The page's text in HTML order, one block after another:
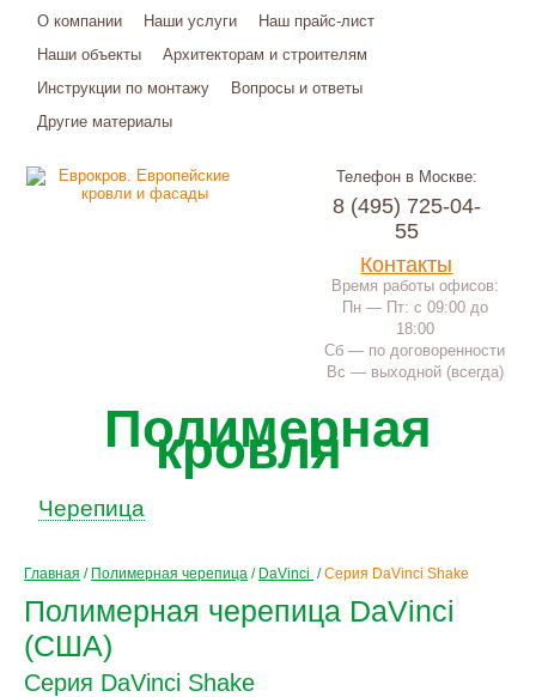
О компании Наши услуги
Наш прайс-лист
Наши объекты
Архитекторам и строителям
Инструкции по монтажу
Вопросы и ответы
Другие материалы
Телефон в Москве:
8 (495) 725-04-
55
Контакты
Время работы офисов:
Пн — Пт: с 09:00 до
18:00
Сб — по договоренности
Вс — выходной (всегда)
Полимерная
кровля
Черепица
Главная / Полимерная черепица / DaVinci /Серия DaVinci Shake
Полимерная черепица DaVinci
(США)
Серия DaVinci Shake